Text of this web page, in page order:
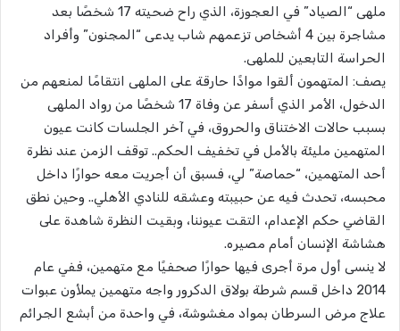
ملهى “الصياد” في العجوزة، الذي راح ضحيته 17 شخصًا بعد
مشاجرة بين 4 أشخاص تزعمهم شاب يدعى “المجنون” وأفراد
الحراسة التابعين للملهى.
يصف: المتهمون ألقوا موادًا حارقة على الملهى انتقامًا لمنعهم من
الدخول، الأمر الذي أسفر عن وفاة 17 شخصًا من رواد الملهى
بسبب حالات الاختناق والحروق، في آخر الجلسات كانت عيون
المتهمين مليئة بالأمل في تخفيف الحكم.. توقف الزمن عند نظرة
أحد المتهمين، “حماصة” لي، فسبق أن أجريت معه حوارًا داخل
محبسه، تحدث فيه عن حبيبته وعشقه للنادي الأهلي.. وحين نطق
القاضي حكم الإعدام، التقت عيوننا، وبقيت النظرة شاهدة على
هشاشة الإنسان أمام مصيره.
لا ينسى أول مرة أجرى فيها حوارًا صحفيًا مع متهمين، ففي عام
2014 داخل قسم شرطة بولاق الدكرور واجه متهمين يملأون عبوات
علاج مرض السرطان بمواد مغشوشة، في واحدة من أبشع الجرائم